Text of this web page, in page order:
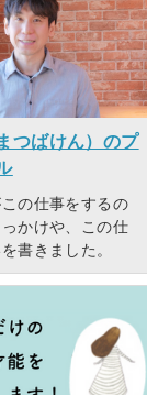
つばけん）のプ
の仕事をするの
かけや、この仕
書きました。